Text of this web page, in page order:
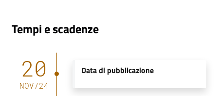
n
Tempi e scadenze
20
NOV/24
Data di pubblicazione